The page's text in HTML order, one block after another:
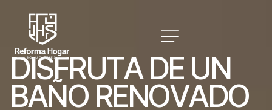
DISFRUTA DE UN
BAÑO RENOVADO